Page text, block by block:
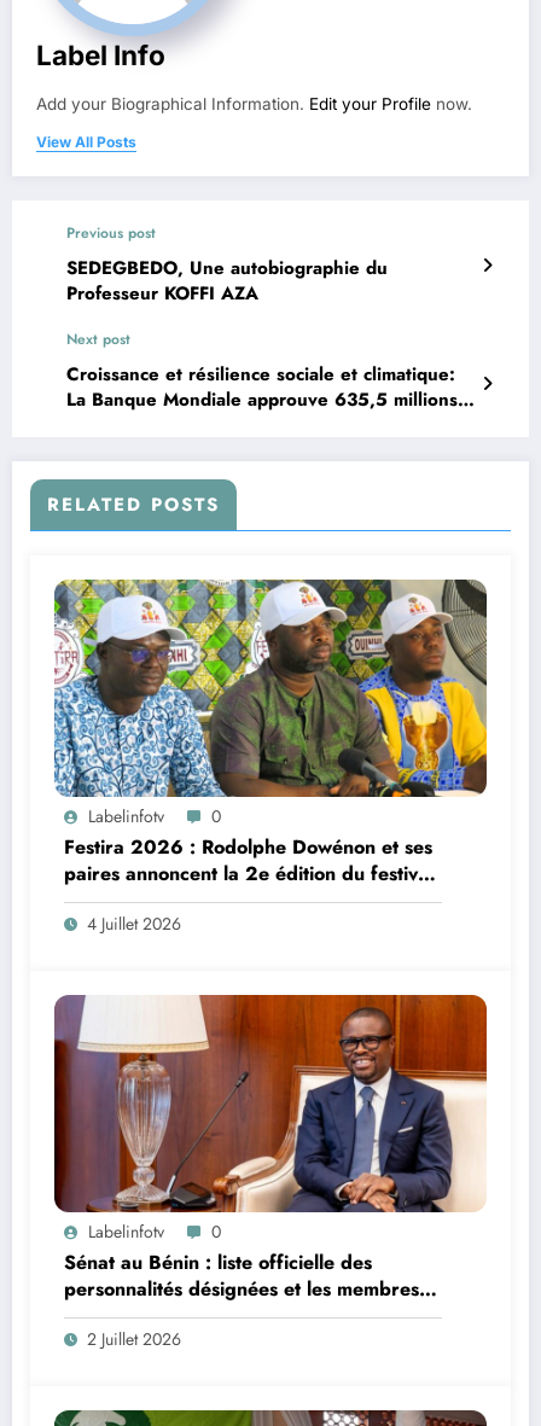
Label Info
Add your Biographical Information. Edit your Profile now.
View All Posts
Previous post
SEDEGBEDO, Une autobiographie du
Professeur KOFFI AZA
Next post
Croissance et résilience sociale et climatique:
La Banque Mondiale approuve 635,5 millions
RELATED POSTS
Labelinfotv 0
Festira 2026 : Rodolphe Dowénon et ses
paires annoncent la 2e édition du festival
identitaire d’Agonlin
4 Juillet 2026
Labelinfotv 0
Sénat au Bénin : liste officielle des
personnalités désignées et les membres
de droit
2 Juillet 2026